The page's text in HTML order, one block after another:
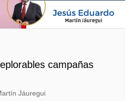
campañas
Jáuregui